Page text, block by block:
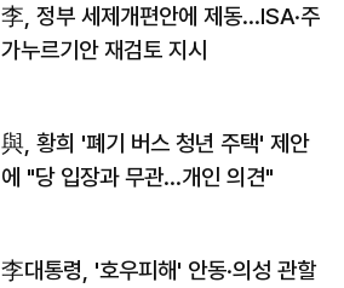
李, 정부 세제개편안에 제동…ISA·주
가누르기안 재검토 지시
與, 황희 '폐기 버스 청년 주택' 제안
에 "당 입장과 무관…개인 의견"
李대통령, '호우피해' 안동·의성 관할